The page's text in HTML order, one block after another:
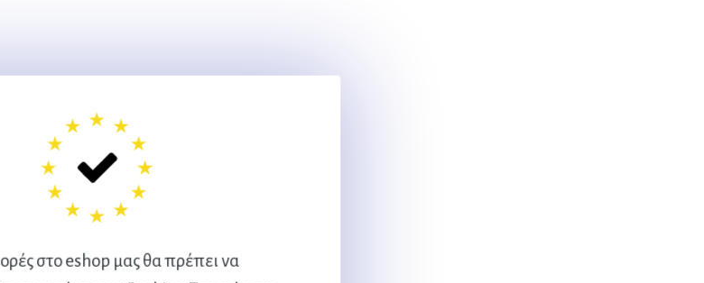
στο eshop μας θα πρέπει να